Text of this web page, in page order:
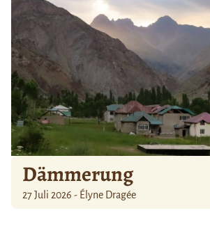
Dämmerung
27 Juli 2026 - Élyne Dragée